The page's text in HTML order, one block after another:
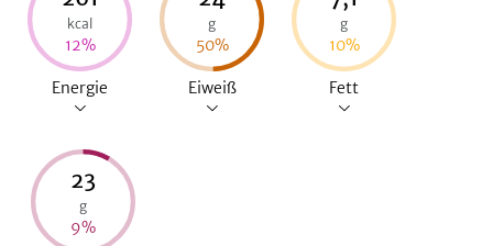
kcal
12%
Energie
g
50%
Eiweiß
g
10%
Fett
23
g
9%